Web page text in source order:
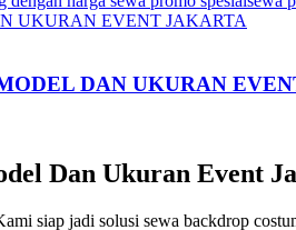
DAN UKURAN
Dan Ukuran Event
siap jadi solusi sewa backdrop